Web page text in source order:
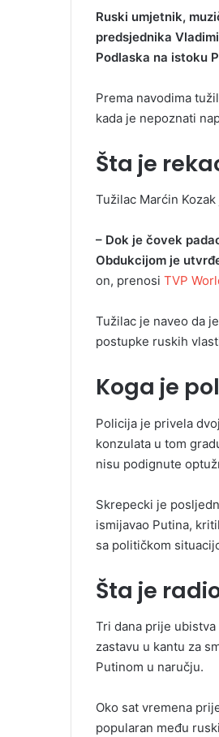
Ruski umjetnik,
predsjednika
Podlaska na istoku
Prema navodima
kada je nepoznati
Šta je
Tužilac Marćin
– Dok je čovek
Obdukcijom je
on, prenosi TVP
Tužilac je naveo da
postupke ruskih
Koga je
Policija je privela
konzulata u tom
nisu podignute
Skrepecki je
ismijavao Putina,
sa političkom
Šta je
Tri dana prije
zastavu u kantu za
Putinom u naručju.
Oko sat vremena
popularan među